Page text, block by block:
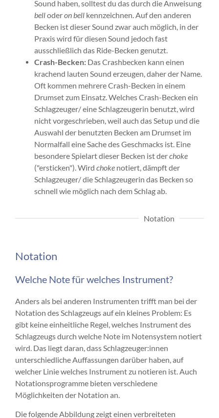
Sound haben, solltest du das durch die Anweisung
belloderon bellkennzeichnen. Auf den anderen
Becken ist dieser Sound zwar auch möglich, in der
Praxis wird für diesen Sound jedoch fast
ausschließlich das Ride-Becken genutzt.
Crash-Becken:Das Crashbecken kann einen
krachend lauten Sound erzeugen, daher der Name.
Oft kommen mehrere Crash-Becken in einem
Drumset zum Einsatz. Welches Crash-Becken ein
Schlagzeuger/ eine Schlagzeugerin benutzt, wird
nicht vorgeschrieben, weil auch das Setup und die
Auswahl der benutzten Becken am Drumset im
Normalfall eine Sache des Geschmacks ist. Eine
besondere Spielart dieser Becken ist derchoke
("ersticken"). Wird chokenotiert, dämpft der
Schlagzeuger/ die Schlagzeugerin das Becken so
schnell wie möglich nach dem Schlag ab.
Notation
Notation
Welche Note für welches Instrument?
Anders als bei anderen Instrumenten trifft man bei der
Notation des Schlagzeugs auf ein kleines Problem: Es
gibt keine einheitliche Regel, welches Instrument des
Schlagzeugs durch welche Note im Notensystem notiert
wird. Das liegt daran, dass Schlagzeuger:innen
unterschiedliche Auffassungen darüber haben, auf
welcher Linie welches Instrument zu notieren ist. Auch
Notationsprogramme bieten verschiedene
Möglichkeiten der Notation an.
Die folgende Abbildung zeigt einen verbreiteten